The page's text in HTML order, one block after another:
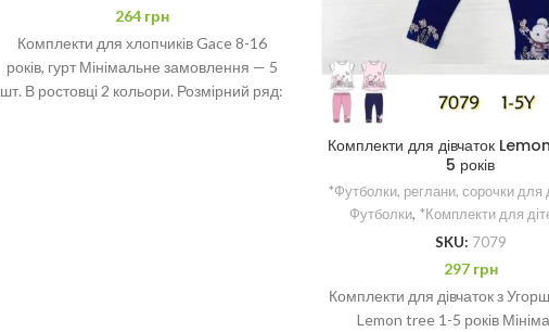
264 грн
Комплекти для хлопчиків Gace 8-16
років, гурт Мінімальне замовлення — 5
шт. В ростовці 2 кольори. Розмірний ряд:
Комплекти для дівчаток
5 років
*Футболки, реглани, сорочки для
Футболки, *Комплекти для
SKU: 7079
297 грн
Комплекти для дівчаток з
Lemon tree 1-5 років